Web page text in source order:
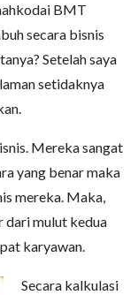
BMT
secara bisnis
Setelah saya
setidaknya
Mereka sangat
yang benar maka
mereka. Maka,
dari mulut kedua
karyawan.
Secara kalkulasi